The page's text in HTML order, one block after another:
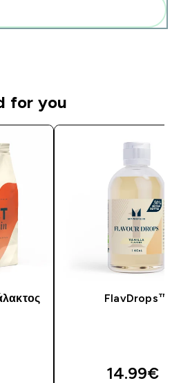
for you
FlavDrops™
14.99€‎